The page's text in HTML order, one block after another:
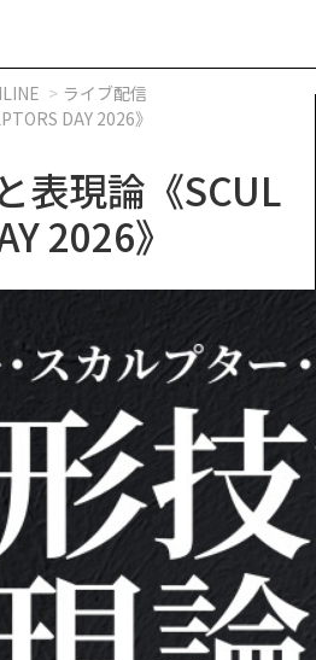
ライブ配信
DAY 2026》
表現論《SCUL
2026》